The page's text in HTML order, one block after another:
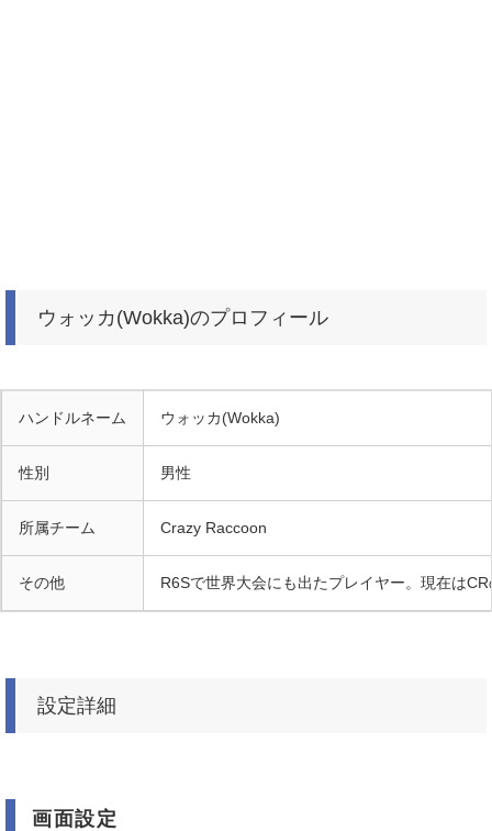
ウォッカ(Wokka)のプロフィール
ハンドルネーム ウォッカ(Wokka)
性別 男性
所属チーム Crazy Raccoon
その他 R6Sで世界大会にも出たプレイヤー。現在は
設定詳細
画面設定